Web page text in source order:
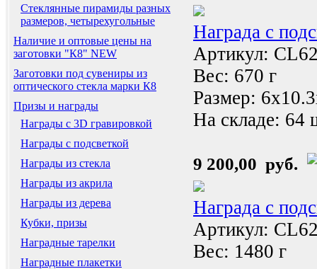
Стеклянные пирамиды разных
размеров, четырехугольные
Наличие и оптовые цены на
заготовки "К8" NEW
Заготовки под сувениры из
оптического стекла марки К8
Призы и награды
Награды с 3D гравировкой
Награды с подсветкой
Награды из стекла
Награды из акрила
Награды из дерева
Кубки, призы
Наградные тарелки
Наградные плакетки
Награда с
Артикул:
Вес: 670 г
Размер:
На складе: 64
9 200,00 руб.
Награда с
Артикул:
Вес: 1480 г